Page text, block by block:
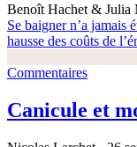
Benoît Hachet & Julia
Se baigner n’a jamais
hausse des coûts de
Commentaires
Canicule et